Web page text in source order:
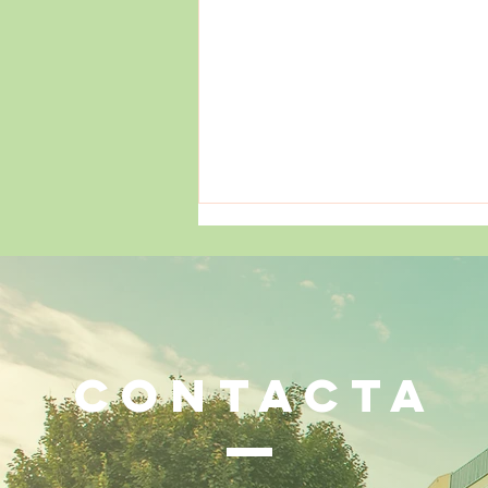
¡Mucho más que números!
🧠✨
CONTACTA